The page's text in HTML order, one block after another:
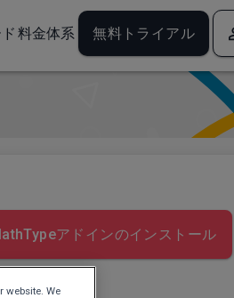
料金体系 無料トライアル
アドインのインストール
website. We